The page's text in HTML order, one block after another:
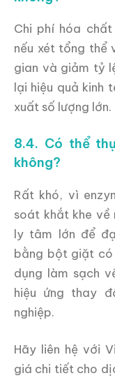
Chi phí hóa
nếu xét tổng thể
gian và giảm tỷ
lại hiệu quả kinh
xuất số lượng lớn.
8.4. Có thể
không?
Rất khó, vì
soát khắt khe
ly tâm lớn để
bằng bột giặt có
dụng làm sạch
hiệu ứng thay
nghiệp.
Hãy liên hệ với
giá chi tiết cho